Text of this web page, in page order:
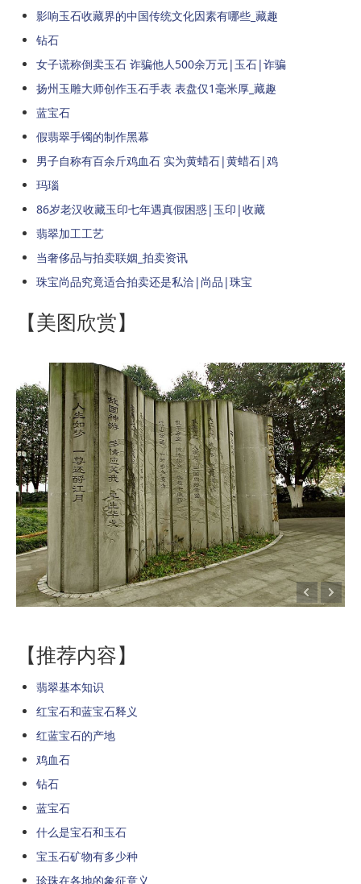
影响玉石收藏界的中国传统文化因素有哪些_藏趣
钻石
女子谎称倒卖玉石 诈骗他人500余万元|玉石|诈骗
扬州玉雕大师创作玉石手表 表盘仅1毫米厚_藏趣
蓝宝石
假翡翠手镯的制作黑幕
男子自称有百余斤鸡血石 实为黄蜡石|黄蜡石|鸡
玛瑙
86岁老汉收藏玉印七年遇真假困惑|玉印|收藏
翡翠加工工艺
当奢侈品与拍卖联姻_拍卖资讯
珠宝尚品究竟适合拍卖还是私洽|尚品|珠宝
【美图欣赏】
【推荐内容】
翡翠基本知识
红宝石和蓝宝石释义
红蓝宝石的产地
鸡血石
钻石
蓝宝石
什么是宝石和玉石
宝玉石矿物有多少种
珍珠在各地的象征意义